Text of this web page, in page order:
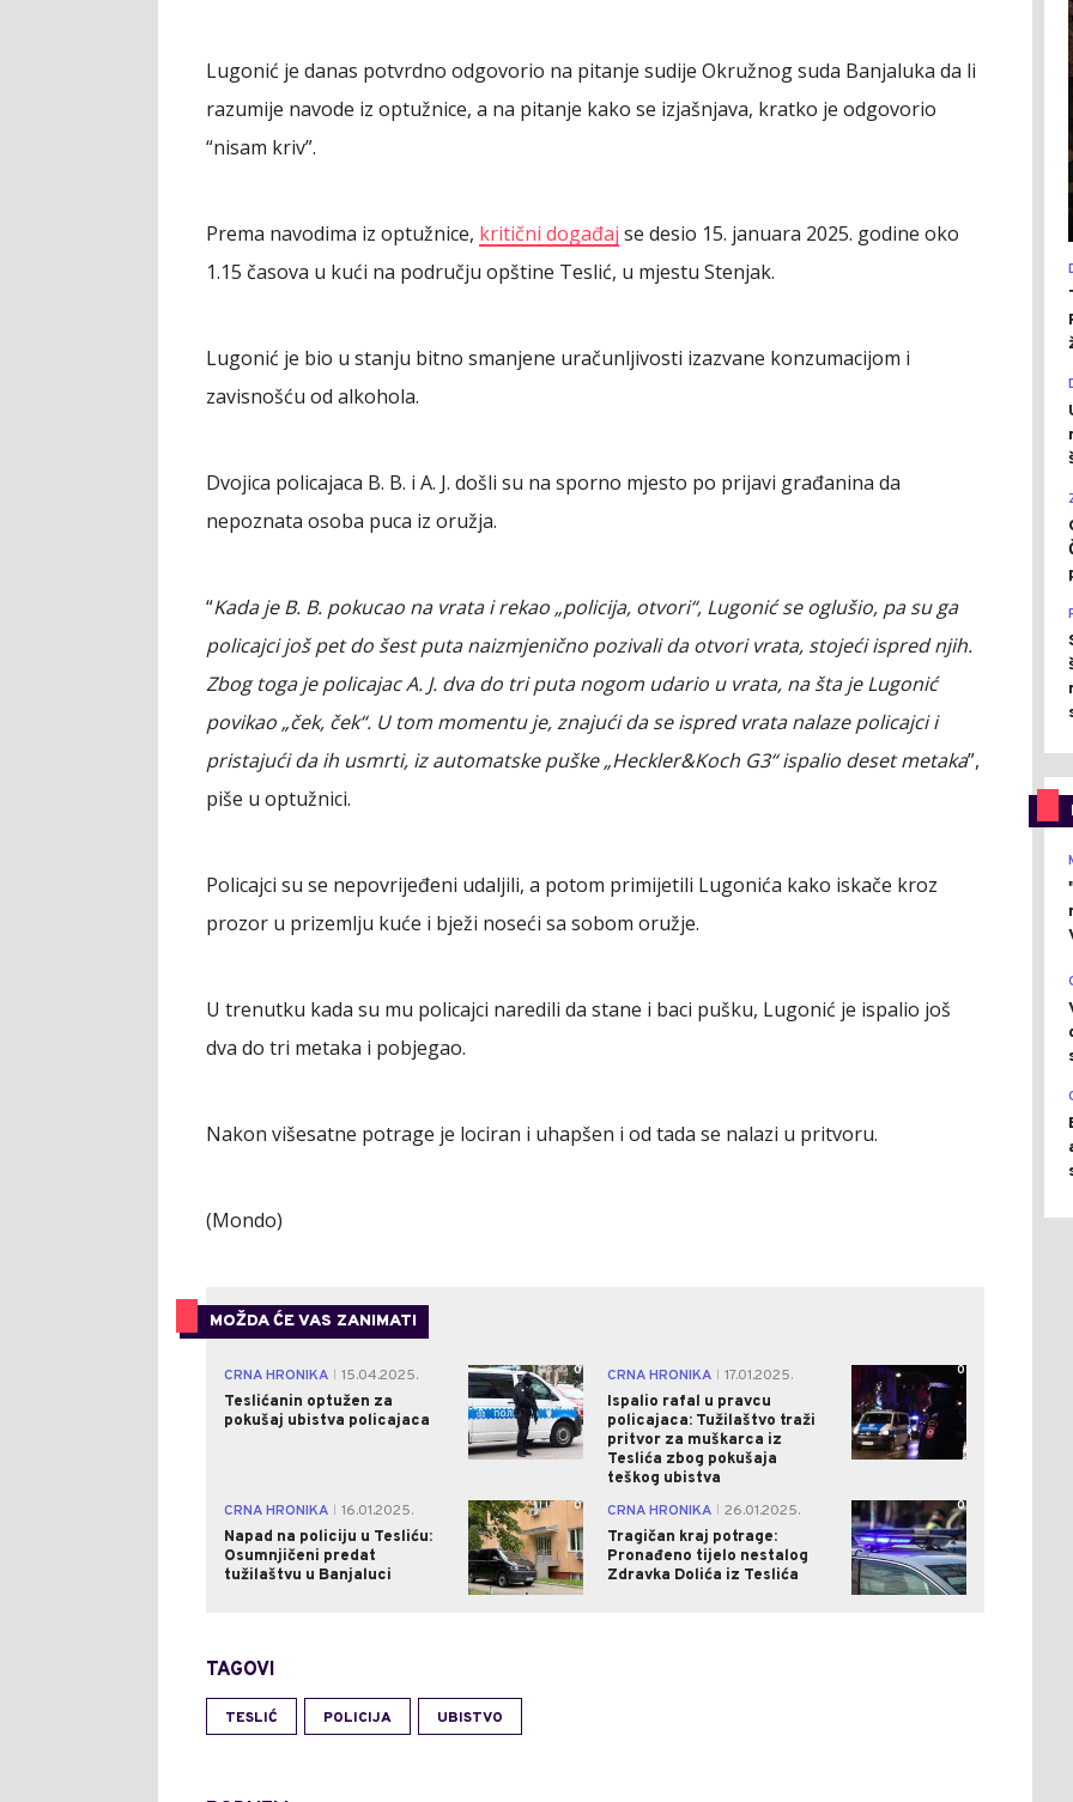
Lugonić je danas potvrdno odgovorio na pitanje sudije Okružnog suda Banjaluka da li
razumije navode iz optužnice, a na pitanje kako se izjašnjava, kratko je odgovorio
“nisam kriv”.
Prema navodima iz optužnice, kritični događaj se desio 15. januara 2025. godine oko
1.15 časova u kući na području opštine Teslić, u mjestu Stenjak.
Lugonić je bio u stanju bitno smanjene uračunljivosti izazvane konzumacijom i
zavisnošću od alkohola.
Dvojica policajaca B. B. i A. J. došli su na sporno mjesto po prijavi građanina da
nepoznata osoba puca iz oružja.
“Kada je B. B. pokucao na vrata i rekao „policija, otvori“, Lugonić se oglušio, pa su ga
policajci još pet do šest puta naizmjenično pozivali da otvori vrata, stojeći ispred njih.
Zbog toga je policajac A. J. dva do tri puta nogom udario u vrata, na šta je Lugonić
povikao „ček, ček“. U tom momentu je, znajući da se ispred vrata nalaze policajci i
pristajući da ih usmrti, iz automatske puške „Heckler&Koch G3“ ispalio deset metaka”,
piše u optužnici.
Policajci su se nepovrijeđeni udaljili, a potom primijetili Lugonića kako iskače kroz
prozor u prizemlju kuće i bježi noseći sa sobom oružje.
U trenutku kada su mu policajci naredili da stane i baci pušku, Lugonić je ispalio još
dva do tri metaka i pobjegao.
Nakon višesatne potrage je lociran i uhapšen i od tada se nalazi u pritvoru.
(Mondo)
MOŽDA ĆE VAS ZANIMATI
CRNA HRONIKA
15.04.2025.
Teslićanin optužen za
pokušaj ubistva policajaca
0 CRNA HRONIKA
17.01.2025.
Ispalio rafal u pravcu
policajaca: Tužilaštvo traži
pritvor za muškarca iz
Teslića zbog pokušaja
teškog ubistva
0
CRNA HRONIKA
16.01.2025.
Napad na policiju u Tesliću:
Osumnjičeni predat
tužilaštvu u Banjaluci
0 CRNA HRONIKA
26.01.2025.
Tragičan kraj potrage:
Pronađeno tijelo nestalog
Zdravka Dolića iz Teslića
0
TAGOVI
TESLIĆ POLICIJA UBISTVO